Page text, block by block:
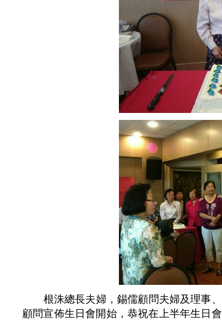
根洙總長夫婦，錫儒顧問夫婦及理事
顧問宣佈生日會開始，恭祝在上半年生日